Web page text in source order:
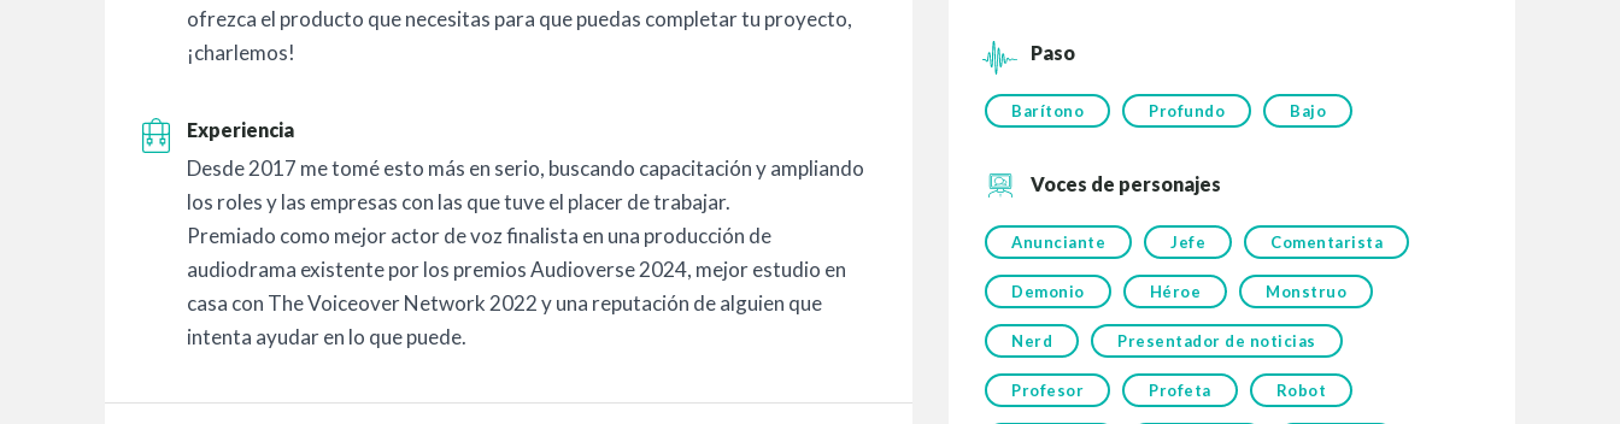
ofrezca el producto que necesitas para que puedas completar tu proyecto,
¡charlemos!
Experiencia
Desde 2017 me tomé esto más en serio, buscando capacitación y ampliando
los roles y las empresas con las que tuve el placer de trabajar.
Premiado como mejor actor de voz finalista en una producción de
audiodrama existente por los premios Audioverse 2024, mejor estudio en
casa con The Voiceover Network 2022 y una reputación de alguien que
intenta ayudar en lo que puede.
Paso
Barítono Profundo Bajo
Voces de personajes
Anunciante Jefe Comentarista
Demonio Héroe Monstruo
Nerd Presentador de noticias
Profesor Profeta Robot